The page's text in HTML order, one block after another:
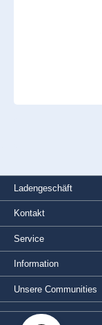
Ladengeschäft
Service
Information
Kontakt
Unsere Communities